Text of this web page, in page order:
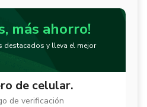
más ahorro!
destacados y lleva el mejor
de celular.
de verificación